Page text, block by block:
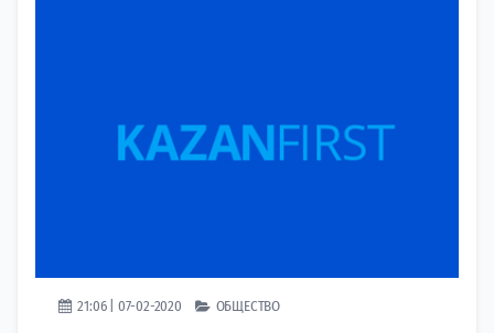
21:06 | 07-02-2020 ОБЩЕСТВО